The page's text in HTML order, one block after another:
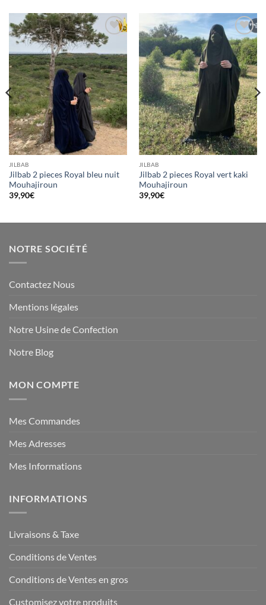
Ajouter
à la liste
d’envies
JILBAB
Jilbab 2 pieces Royal bleu nuit
Mouhajiroun
39,90€
Ajouter
à la liste
d’envies
JILBAB
Jilbab 2 pieces Royal vert kaki
Mouhajiroun
39,90€
NOTRE SOCIÉTÉ
Contactez Nous
Mentions légales
Notre Usine de Confection
Notre Blog
MON COMPTE
Mes Commandes
Mes Adresses
Mes Informations
INFORMATIONS
Livraisons & Taxe
Conditions de Ventes
Conditions de Ventes en gros
Customisez votre produits